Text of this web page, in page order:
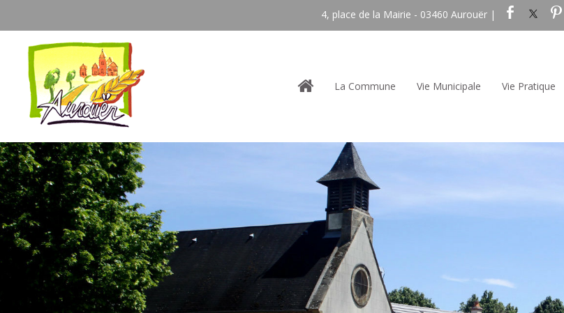
4, place de la Mairie - 03460 Aurouër |
La Commune Vie Municipale Vie Pratique